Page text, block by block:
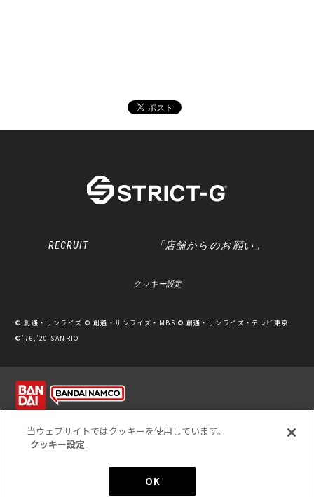
RECRUIT 「店舗からのお願い」
クッキー設定
© 創通・サンライズ © 創通・サンライズ・MBS © 創通・サンライズ・テレビ東京
©’76,’20 SANRIO
※写真のため、実際の商品と多少カラーが異なる場合があります。
Unauthorized use or reproduction of materials contained in this page is
当ウェブサイトではクッキーを使用しています。
クッキー設定
OK